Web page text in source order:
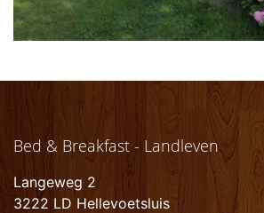
Bed & Breakfast - Landleven
Langeweg 2
3222 LD Hellevoetsluis